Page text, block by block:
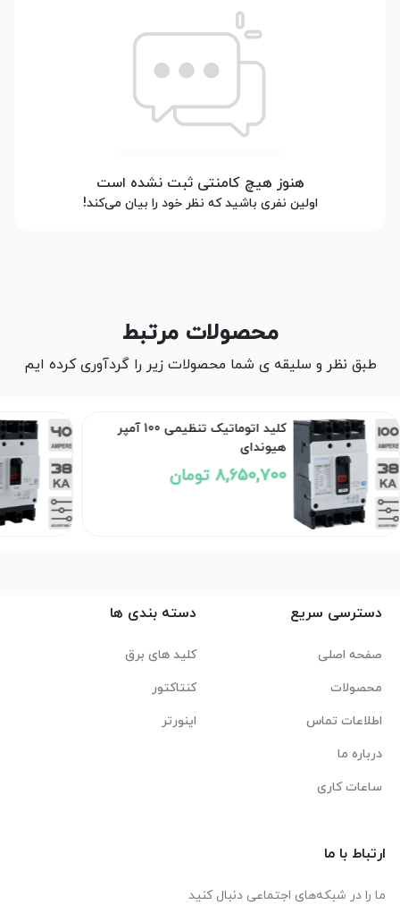
هنوز هیچ کامنتی ثبت نشده است
اولین نفری باشید که نظر خود را بیان می‌کند!
محصولات مرتبط
طبق نظر و سلیقه ی شما محصولات زیر را گردآوری کرده ایم
کلید اتوماتیک تنظیمی 100 آمپر
هیوندای
8,650,700 تومان
دسترسی سریع
صفحه اصلی
محصولات
اطلاعات تماس
درباره ما
ساعات کاری
دسته بندی ها
کلید های برق
کنتاکتور
اینورتر
ارتباط با ما
ما را در شبکه‌های اجتماعی دنبال کنید